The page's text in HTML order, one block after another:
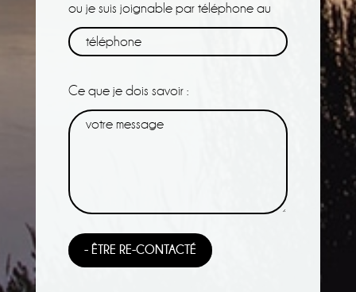
ou je suis joignable par téléphone au
Ce que je dois savoir :